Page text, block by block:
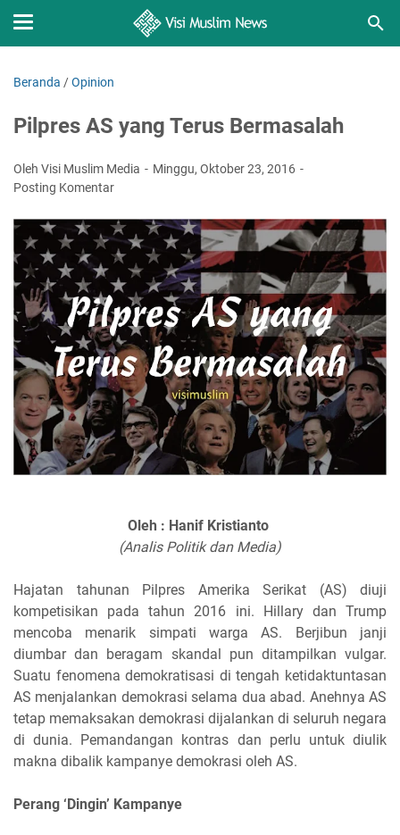
Beranda /Opinion
Pilpres AS yang Terus Bermasalah
Oleh Visi Muslim Media
Minggu, Oktober 23, 2016
Posting Komentar
Oleh : Hanif Kristianto
(Analis Politik dan Media)
Hajatan tahunan Pilpres Amerika Serikat (AS) diuji
kompetisikan pada tahun 2016 ini. Hillary dan Trump
mencoba menarik simpati warga AS. Berjibun janji
diumbar dan beragam skandal pun ditampilkan vulgar.
Suatu fenomena demokratisasi di tengah ketidaktuntasan
AS menjalankan demokrasi selama dua abad. Anehnya AS
tetap memaksakan demokrasi dijalankan di seluruh negara
di dunia. Pemandangan kontras dan perlu untuk diulik
makna dibalik kampanye demokrasi oleh AS.
Perang ‘Dingin’ Kampanye